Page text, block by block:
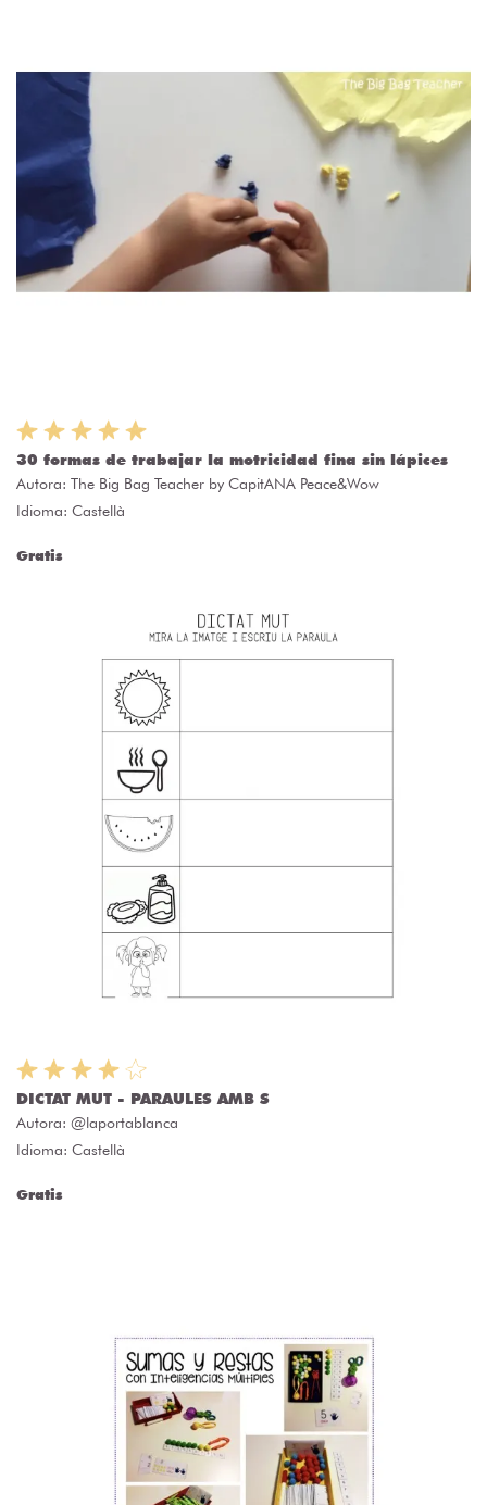
30 formas de trabajar la motricidad fina sin lápices
Autora: The Big Bag Teacher by CapitANA Peace&Wow
Idioma: Castellà
Gratis
DICTAT MUT - PARAULES AMB S
Autora: @laportablanca
Idioma: Castellà
Gratis